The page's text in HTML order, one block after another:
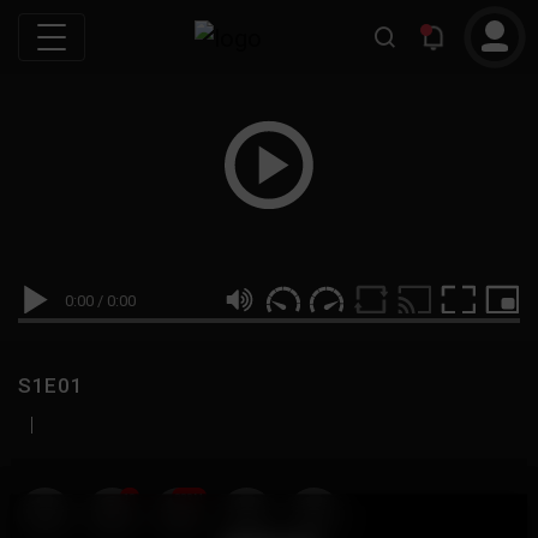
0:00 / 0:00
S1E01
|
19 999M